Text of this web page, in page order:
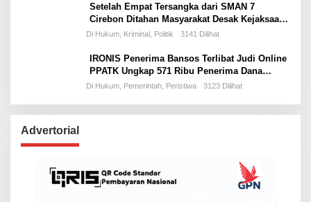
Setelah Empat Tersangka dari SMAN 7
Cirebon Ditahan Masyarakat Desak Kejaksaan
Usut Tuntas Dugaan Kolusi Dana PIP hingga
Di Hukum, Kriminal, Politik 3141 Dilihat
IRONIS Penerima Bansos Terlibat Judi Online
PPATK Ungkap 571 Ribu Penerima Dana
Bansos Rawan Tidak Tepat Sasaran
Di Hukum, Pemerintah, Peristiwa 3123 Dilihat
Advertorial